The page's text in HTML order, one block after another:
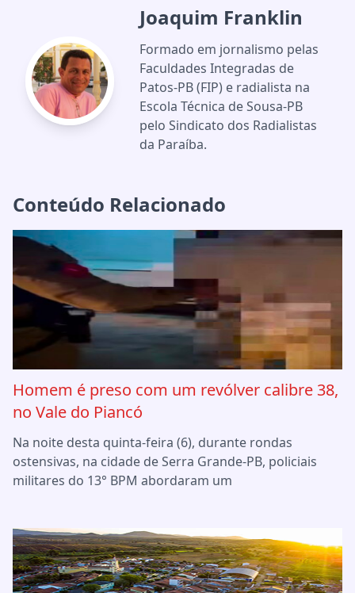
Joaquim Franklin
Formado em jornalismo pelas
Faculdades Integradas de
Patos-PB (FIP) e radialista na
Escola Técnica de Sousa-PB
pelo Sindicato dos Radialistas
da Paraíba.
Conteúdo Relacionado
Homem é preso com um revólver calibre 38,
no Vale do Piancó
Na noite desta quinta-feira (6), durante rondas
ostensivas, na cidade de Serra Grande-PB, policiais
militares do 13° BPM abordaram um